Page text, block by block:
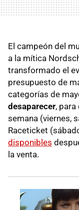
El campeón del
a la mítica
transformado el
presupuesto de
categorías de
desaparecer,
semana (viernes,
Raceticket
disponibles
la venta.